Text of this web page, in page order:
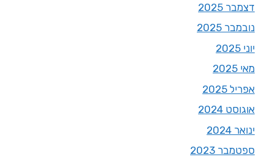
דצמבר 2025
נובמבר 2025
יוני 2025
מאי 2025
אפריל 2025
אוגוסט 2024
ינואר 2024
ספטמבר 2023